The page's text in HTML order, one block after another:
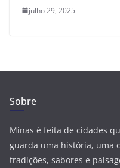
julho 29, 2025
Sobre
Minas é feita de cidades
guarda uma história, uma
tradições, sabores e